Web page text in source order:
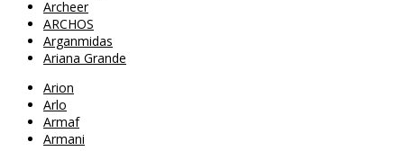
Archeer
ARCHOS
Arganmidas
Ariana Grande
Arion
Arlo
Armaf
Armani